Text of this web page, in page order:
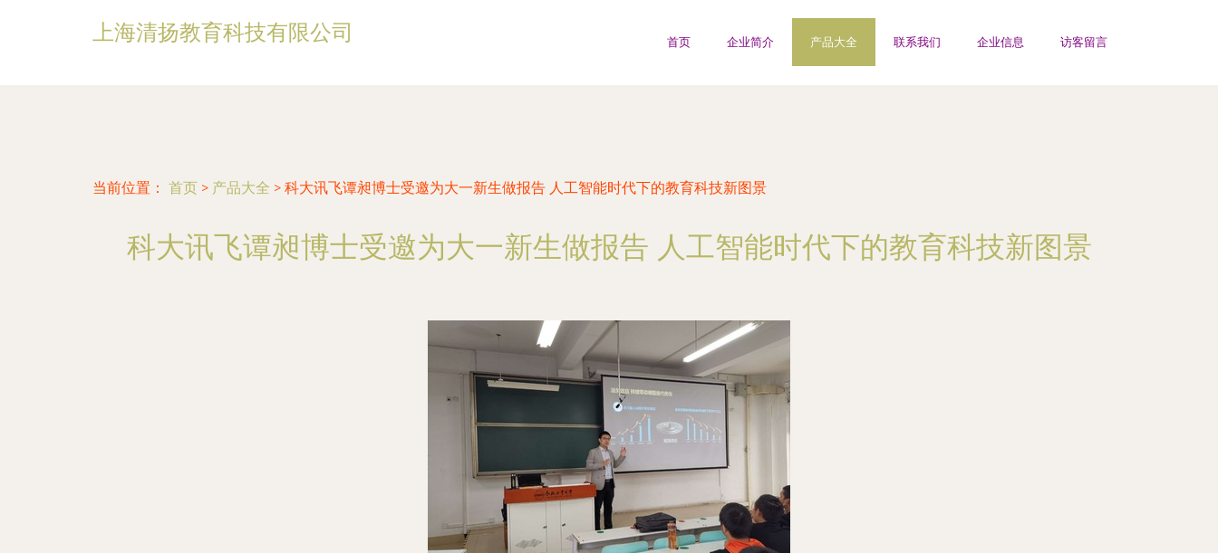
上海清扬教育科技有限公司 首页 企业简介 产品大全 联系我们 企业信息 访客留言
当前位置： 首页 > 产品大全 > 科大讯飞谭昶博士受邀为大一新生做报告 人工智能时代下的教育科技新图景
科大讯飞谭昶博士受邀为大一新生做报告 人工智能时代下的教育科技新图景